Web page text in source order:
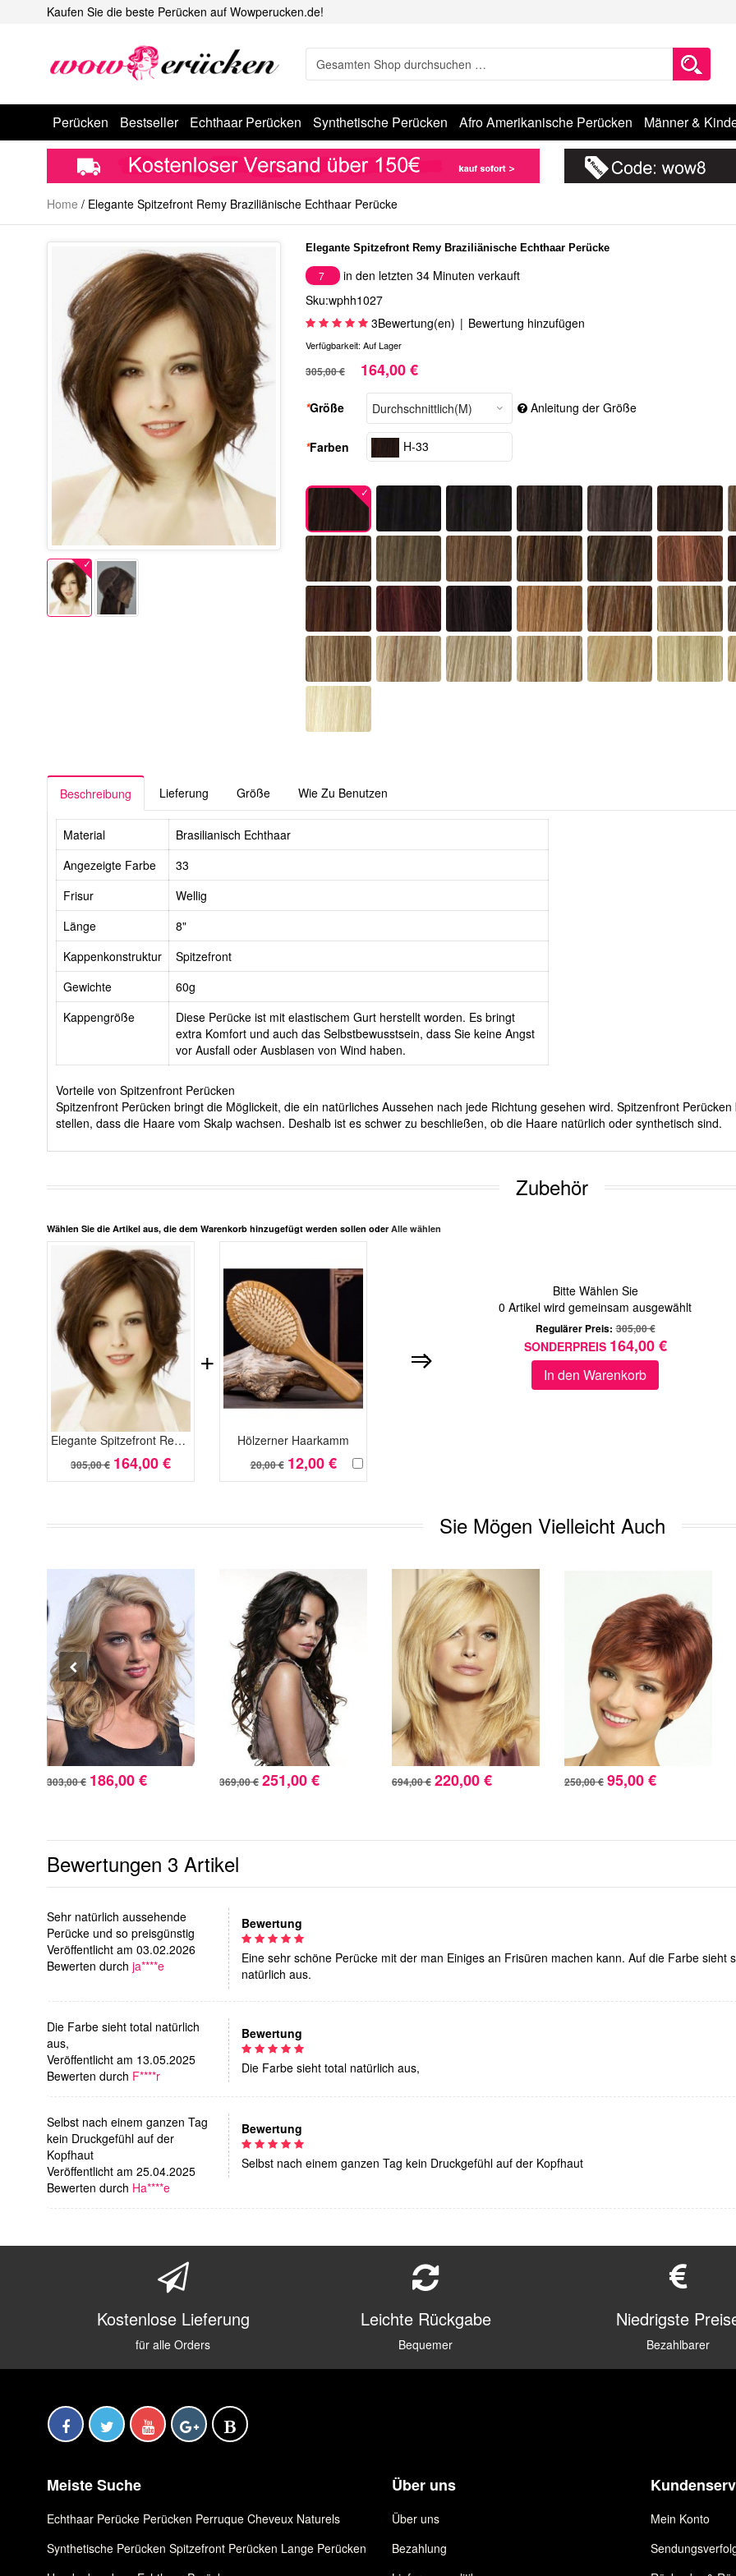
Kaufen Sie die beste Perücken auf Wowperucken.de!
Perücken Bestseller Echthaar Perücken Synthetische Perücken Afro Amerikanische Perücken Männer &
Home / Elegante Spitzefront Remy Braziliänische Echthaar Perücke
Elegante Spitzefront Remy Braziliänische Echthaar Perücke
7
in den letzten 34 Minuten verkauft
Sku:wphh1027
3Bewertung(en) | Bewertung hinzufügen
Verfügbarkeit: Auf Lager
305,00 € 164,00 €
*Größe Anleitung der Größe
*Farben H-33
Beschreibung Lieferung Größe Wie Zu Benutzen
Material
Brasilianisch Echthaar
Angezeigte Farbe
33
Frisur
Wellig
Länge
8"
Kappenkonstruktur
Spitzefront
Gewichte
60g
Kappengröße
Diese Perücke ist mit elastischem Gurt herstellt worden. Es bringt
extra Komfort und auch das Selbstbewusstsein, dass Sie keine Angst
vor Ausfall oder Ausblasen von Wind haben.
Vorteile von Spitzenfront Perücken
Spitzenfront Perücken bringt die Möglickeit, die ein natürliches Aussehen nach jede Richtung gesehen wird. Spitzenfront
stellen, dass die Haare vom Skalp wachsen. Deshalb ist es schwer zu beschließen, ob die Haare natürlich oder synthetisch sind.
Zubehör
Wählen Sie die Artikel aus, die dem Warenkorb hinzugefügt werden sollen oder Alle wählen
Elegante Spitzefront Remy Braziliänische Echthaar Perücke
305,00 € 164,00 €
Hölzerner Haarkamm
20,00 € 12,00 €
+
Bitte Wählen Sie
0 Artikel wird gemeinsam ausgewählt
Regulärer Preis: 305,00 €
SONDERPREIS 164,00 €
In den Warenkorb
Sie Mögen Vielleicht Auch
303,00 € 186,00 € 369,00 € 251,00 € 694,00 € 220,00 € 250,00 € 95,00 €
Bewertungen 3 Artikel
Sehr natürlich aussehende
Perücke und so preisgünstig
Veröffentlicht am 03.02.2026
Bewerten durch ja****e
Bewertung
Eine sehr schöne Perücke mit der man Einiges an Frisüren machen kann. Auf die Farbe sieht
natürlich aus.
Die Farbe sieht total natürlich
aus,
Veröffentlicht am 13.05.2025
Bewerten durch F****r
Bewertung
Die Farbe sieht total natürlich aus,
Selbst nach einem ganzen Tag
kein Druckgefühl auf der
Kopfhaut
Veröffentlicht am 25.04.2025
Bewerten durch Ha****e
Bewertung
Selbst nach einem ganzen Tag kein Druckgefühl auf der Kopfhaut
Kostenlose Lieferung
für alle Orders
Leichte Rückgabe
Bequemer
Niedrigste
Bezahlbarer
Meiste Suche
Echthaar Perücke Perücken Perruque Cheveux Naturels
Synthetische Perücken Spitzefront Perücken Lange Perücken
Über uns
Über uns
Bezahlung
Mein Konto